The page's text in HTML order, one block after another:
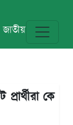
জাতীয় বিশ্ব
কে